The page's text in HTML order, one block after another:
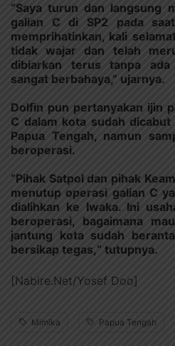
“Saya turun dan langsung
galian C di SP2 pada
memprihatinkan, kali
tidak wajar dan telah
dibiarkan terus tanpa
sangat berbahaya,” ujarnya.
Dolfin pun pertanyakan ijin
C dalam kota sudah
Papua Tengah, namun
beroperasi.
“Pihak Satpol dan pihak
menutup operasi galian C
dialihkan ke Iwaka. Ini
beroperasi, bagaimana
jantung kota sudah
bersikap tegas,“ tutupnya.
[Nabire.Net/Yosef Doo]
Mimika Papua Tengah